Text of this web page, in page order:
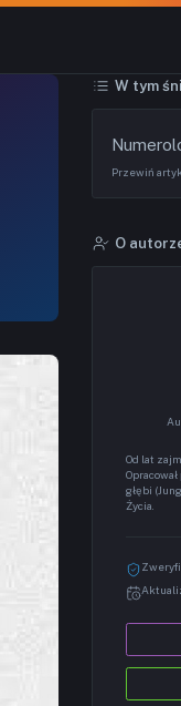
W tym
Przewiń
O
Od lat
Opracował
głębi
Życia.